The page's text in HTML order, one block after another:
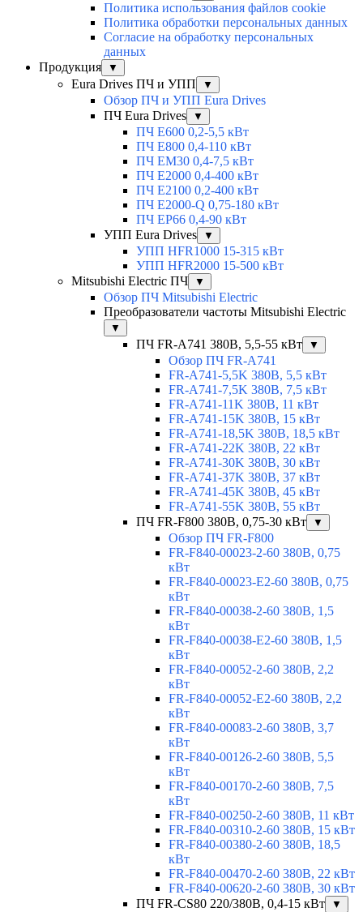
Политика использования файлов cookie
Политика обработки персональных данных
Согласие на обработку персональных
данных
Продукция
▼
Eura Drives ПЧ и УПП ▼
Обзор ПЧ и УПП Eura Drives
ПЧ Eura Drives
▼
ПЧ E600 0,2-5,5 кВт
ПЧ E800 0,4-110 кВт
ПЧ EM30 0,4-7,5 кВт
ПЧ E2000 0,4-400 кВт
ПЧ E2100 0,2-400 кВт
ПЧ E2000-Q 0,75-180 кВт
ПЧ EP66 0,4-90 кВт
УПП Eura Drives
▼
УПП HFR1000 15-315 кВт
УПП HFR2000 15-500 кВт
Mitsubishi Electric ПЧ
▼
Обзор ПЧ Mitsubishi Electric
Преобразователи частоты Mitsubishi Electric
▼
ПЧ FR-A741 380В, 5,5-55 кВт ▼
Обзор ПЧ FR-A741
FR-A741-5,5K 380В, 5,5 кВт
FR-A741-7,5K 380В, 7,5 кВт
FR-A741-11K 380В, 11 кВт
FR-A741-15K 380В, 15 кВт
FR-A741-18,5K 380В, 18,5 кВт
FR-A741-22K 380В, 22 кВт
FR-A741-30K 380В, 30 кВт
FR-A741-37K 380В, 37 кВт
FR-A741-45K 380В, 45 кВт
FR-A741-55K 380В, 55 кВт
ПЧ FR-F800 380В, 0,75-30 кВт
▼
Обзор ПЧ FR-F800
FR-F840-00023-2-60 380В, 0,75
кВт
FR-F840-00023-E2-60 380В, 0,75
кВт
FR-F840-00038-2-60 380В, 1,5
кВт
FR-F840-00038-E2-60 380В, 1,5
кВт
FR-F840-00052-2-60 380В, 2,2
кВт
FR-F840-00052-E2-60 380В, 2,2
кВт
FR-F840-00083-2-60 380В, 3,7
кВт
FR-F840-00126-2-60 380В, 5,5
кВт
FR-F840-00170-2-60 380В, 7,5
кВт
FR-F840-00250-2-60 380В, 11 кВт
FR-F840-00310-2-60 380В, 15 кВт
FR-F840-00380-2-60 380В, 18,5
кВт
FR-F840-00470-2-60 380В, 22 кВт
FR-F840-00620-2-60 380В, 30 кВт
ПЧ FR-CS80 220/380В, 0,4-15 кВт
▼